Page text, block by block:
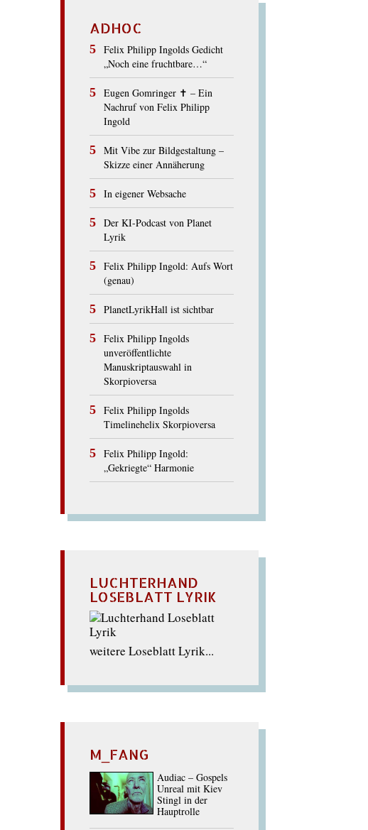
ADHOC
Felix Philipp Ingolds Gedicht
„Noch eine fruchtbare…“
Eugen Gomringer ✝︎ – Ein
Nachruf von Felix Philipp
Ingold
Mit Vibe zur Bildgestaltung –
Skizze einer Annäherung
In eigener Websache
Der KI-Podcast von Planet
Lyrik
Felix Philipp Ingold: Aufs Wort
(genau)
PlanetLyrikHall ist sichtbar
Felix Philipp Ingolds
unveröffentlichte
Manuskriptauswahl in
Skorpioversa
Felix Philipp Ingolds
Timelinehelix Skorpioversa
Felix Philipp Ingold:
„Gekriegte“ Harmonie
LUCHTERHAND
LOSEBLATT LYRIK
weitere Loseblatt Lyrik...
M_FANG
Audiac – Gospels
Unreal mit Kiev
Stingl in der
Hauptrolle